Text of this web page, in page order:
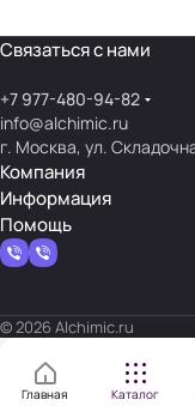
Связаться с нами
+7 977-480-94-82
info@alchimic.ru
г. Москва, ул.
Компания
Информация
Помощь
© 2026 Alchimic.ru
Главная Каталог